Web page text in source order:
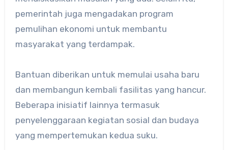
pemerintah juga mengadakan program
pemulihan ekonomi untuk membantu
masyarakat yang terdampak.
Bantuan diberikan untuk memulai usaha baru
dan membangun kembali fasilitas yang hancur.
Beberapa inisiatif lainnya termasuk
penyelenggaraan kegiatan sosial dan budaya
yang mempertemukan kedua suku.